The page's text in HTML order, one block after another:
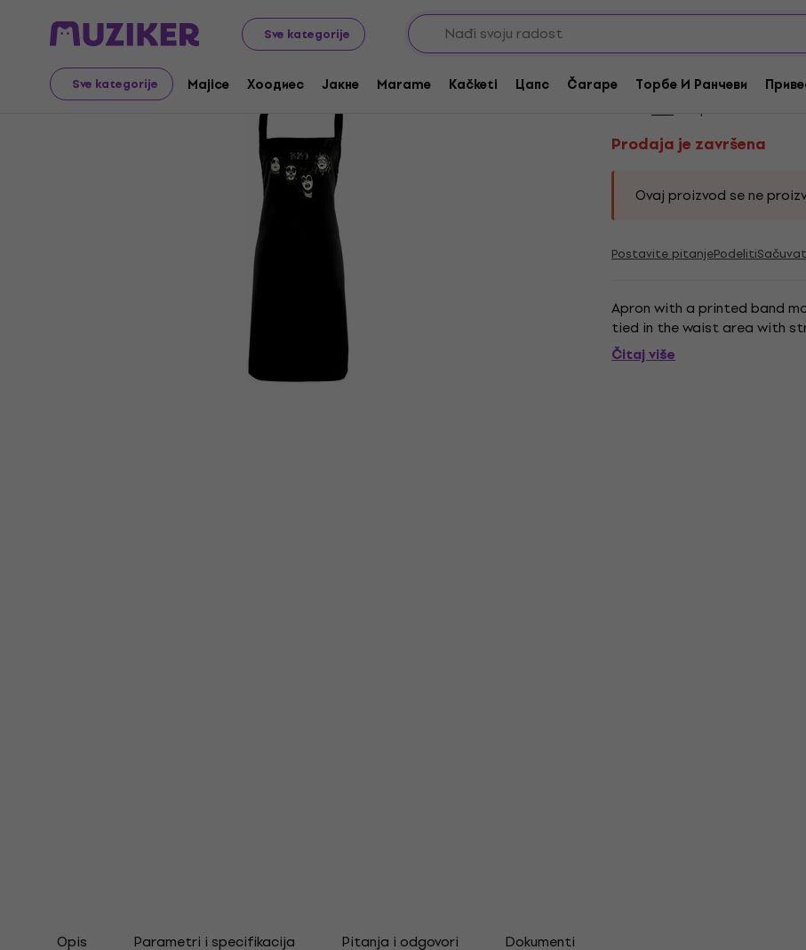
Sve kategorije
Sve kategorije Majice Хоодиес Јакне Marame Kačketi Цапс Čarape Торбе И Ранчеви
Merch Music Merch
Prodaja je završena
Prodaja je završena
Kiss 1974 Kecelja
Kod proizvoda:
Prodaja je završena
Ovaj proizvod se ne
Postavite pitanjePodeliti
Apron with a printed band
tied in the waist area with
Čitaj više
Opis Parametri i specifikacija Pitanja i odgovori Dokumenti